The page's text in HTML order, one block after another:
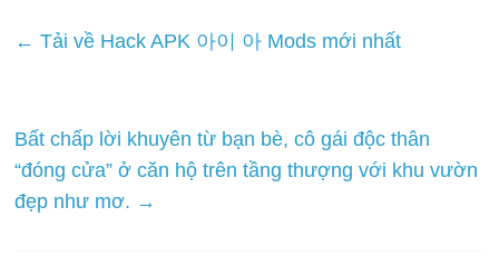
← Tải về Hack APK 아이 아 Mods mới nhất
Bất chấp lời khuyên từ bạn bè, cô gái độc thân
“đóng cửa” ở căn hộ trên tầng thượng với khu vườn
đẹp như mơ. →